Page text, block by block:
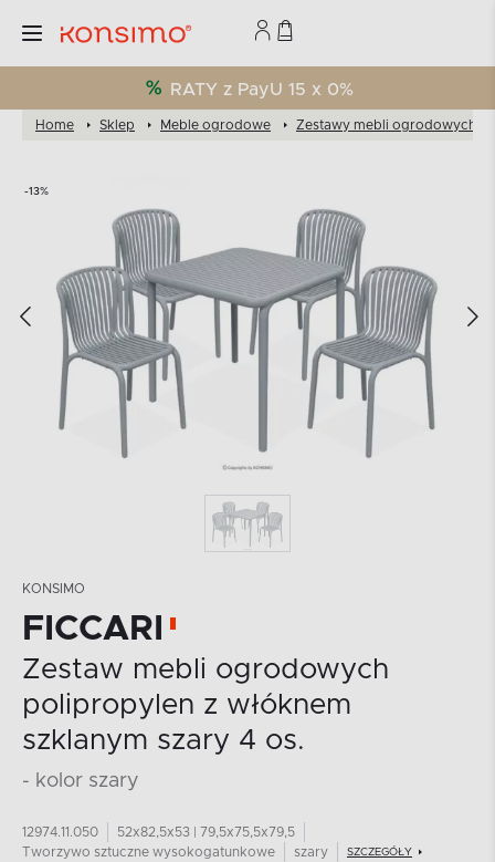
RATY z PayU 15 x 0%
Home Sklep Meble ogrodowe Zestawy mebli ogrodowych
-13%
KONSIMO
FICCARI
Zestaw mebli ogrodowych
polipropylen z włóknem
szklanym szary 4 os.
- kolor szary
12974.11.050
52x82,5x53 | 79,5x75,5x79,5
Tworzywo sztuczne wysokogatunkowe
szary SZCZEGÓŁY